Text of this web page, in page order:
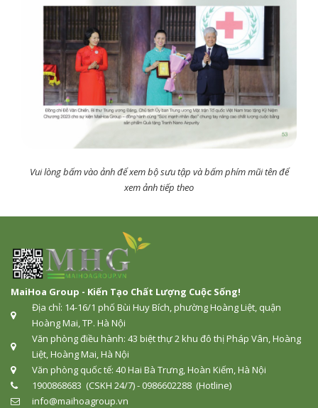
Vui lòng bấm vào ảnh để xem bộ sưu tập và bấm phím mũi tên để
xem ảnh tiếp theo
MaiHoa Group - Kiến Tạo Chất Lượng Cuộc Sống!
Địa chỉ: 14-16/1 phố Bùi Huy Bích, phường Hoàng Liệt, quận
Hoàng Mai, TP. Hà Nội
Văn phòng điều hành: 43 biệt thự 2 khu đô thị Pháp Vân, Hoàng
Liệt, Hoàng Mai, Hà Nội
Văn phòng quốc tế: 40 Hai Bà Trưng, Hoàn Kiếm, Hà Nội
1900868683 (CSKH 24/7) - 0986602288 (Hotline)
info@maihoagroup.vn